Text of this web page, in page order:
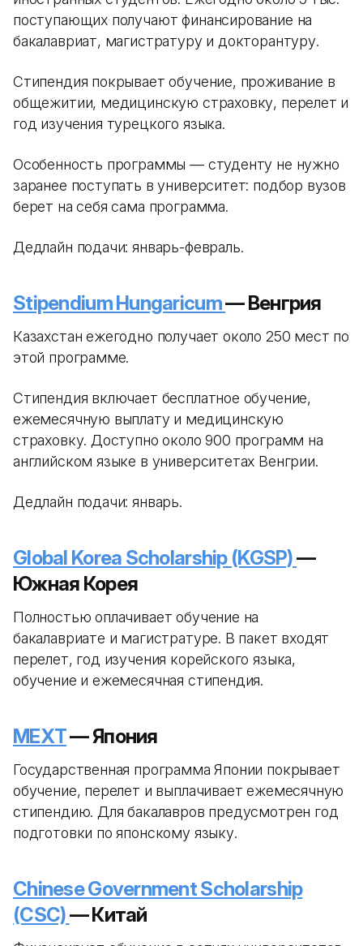
поступающих получают финансирование на
бакалавриат, магистратуру и докторантуру.
Стипендия покрывает обучение, проживание в
общежитии, медицинскую страховку, перелет и
год изучения турецкого языка.
Особенность программы — студенту не нужно
заранее поступать в университет: подбор вузов
берет на себя сама программа.
Дедлайн подачи: январь-февраль.
Stipendium Hungaricum— Венгрия
Казахстан ежегодно получает около 250 мест по
этой программе.
Стипендия включает бесплатное обучение,
ежемесячную выплату и медицинскую
страховку. Доступно около 900 программ на
английском языке в университетах Венгрии.
Дедлайн подачи: январь.
Global Korea Scholarship (KGSP)—
Южная Корея
Полностью оплачивает обучение на
бакалавриате и магистратуре. В пакет входят
перелет, год изучения корейского языка,
обучение и ежемесячная стипендия.
MEXT— Япония
Государственная программа Японии покрывает
обучение, перелет и выплачивает ежемесячную
стипендию. Для бакалавров предусмотрен год
подготовки по японскому языку.
Chinese Government Scholarship
(CSC)— Китай